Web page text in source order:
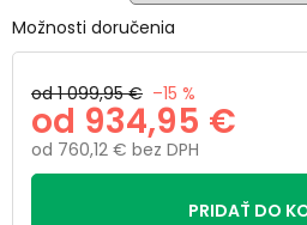
Možnosti doručenia
od 1 099,95 € –15 %
od 934,95 €
od 760,12 € bez DPH
Jednotková
PRIDAŤ DO